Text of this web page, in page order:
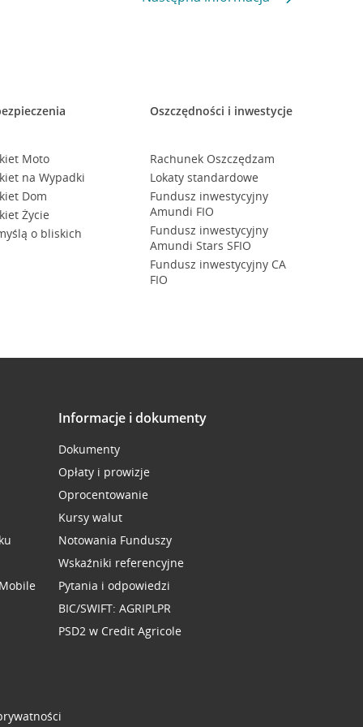
Moto
na Wypadki
Dom
Życie
o bliskich
Oszczędności i inwestycje
Rachunek Oszczędzam
Lokaty standardowe
Fundusz inwestycyjny
Amundi FIO
Fundusz inwestycyjny
Amundi Stars SFIO
Fundusz inwestycyjny CA
FIO
Informacje i dokumenty
Dokumenty
Opłaty i prowizje
Oprocentowanie
Kursy walut
Notowania Funduszy
Wskaźniki referencyjne
Pytania i odpowiedzi
BIC/SWIFT: AGRIPLPR
PSD2 w Credit Agricole